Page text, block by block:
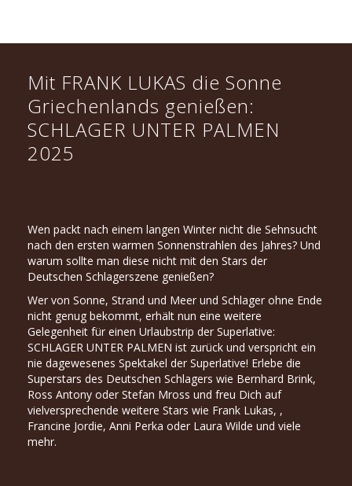
Mit FRANK LUKAS die Sonne
Griechenlands genießen:
SCHLAGER UNTER PALMEN
2025
Wen packt nach einem langen Winter nicht die Sehnsucht
nach den ersten warmen Sonnenstrahlen des Jahres? Und
warum sollte man diese nicht mit den Stars der
Deutschen Schlagerszene genießen?
Wer von Sonne, Strand und Meer und Schlager ohne Ende
nicht genug bekommt, erhält nun eine weitere
Gelegenheit für einen Urlaubstrip der Superlative:
SCHLAGER UNTER PALMEN ist zurück und verspricht ein
nie dagewesenes Spektakel der Superlative! Erlebe die
Superstars des Deutschen Schlagers wie Bernhard Brink,
Ross Antony oder Stefan Mross und freu Dich auf
vielversprechende weitere Stars wie Frank Lukas, ,
Francine Jordie, Anni Perka oder Laura Wilde und viele
mehr.